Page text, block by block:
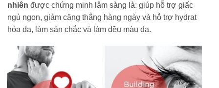
nhiên được chứng minh lâm sàng là: giúp hỗ trợ giấc
ngủ ngon, giảm căng thẳng hàng ngày và hỗ trợ hydrat
hóa da, làm săn chắc và làm đều màu da.